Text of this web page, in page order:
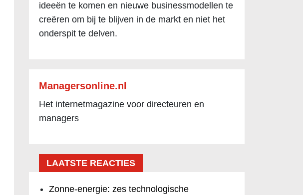
ideeën te komen en nieuwe businessmodellen te
creëren om bij te blijven in de markt en niet het
onderspit te delven.
Managersonline.nl
Het internetmagazine voor directeuren en
managers
LAATSTE REACTIES
Zonne-energie: zes technologische